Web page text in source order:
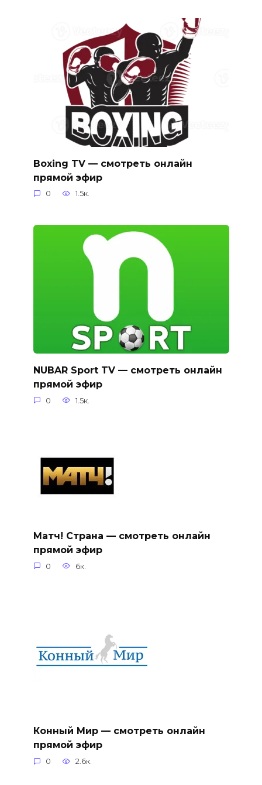
Boxing TV — смотреть онлайн
прямой эфир
0 1.5к.
NUBAR Sport TV — смотреть онлайн
прямой эфир
0 1.5к.
Матч! Страна — смотреть онлайн
прямой эфир
0 6к.
Конный Мир — смотреть онлайн
прямой эфир
0 2.6к.